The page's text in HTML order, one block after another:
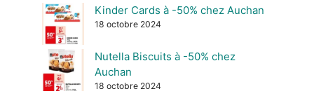
Kinder Cards à -50% chez Auchan
18 octobre 2024
Nutella Biscuits à -50% chez
Auchan
18 octobre 2024